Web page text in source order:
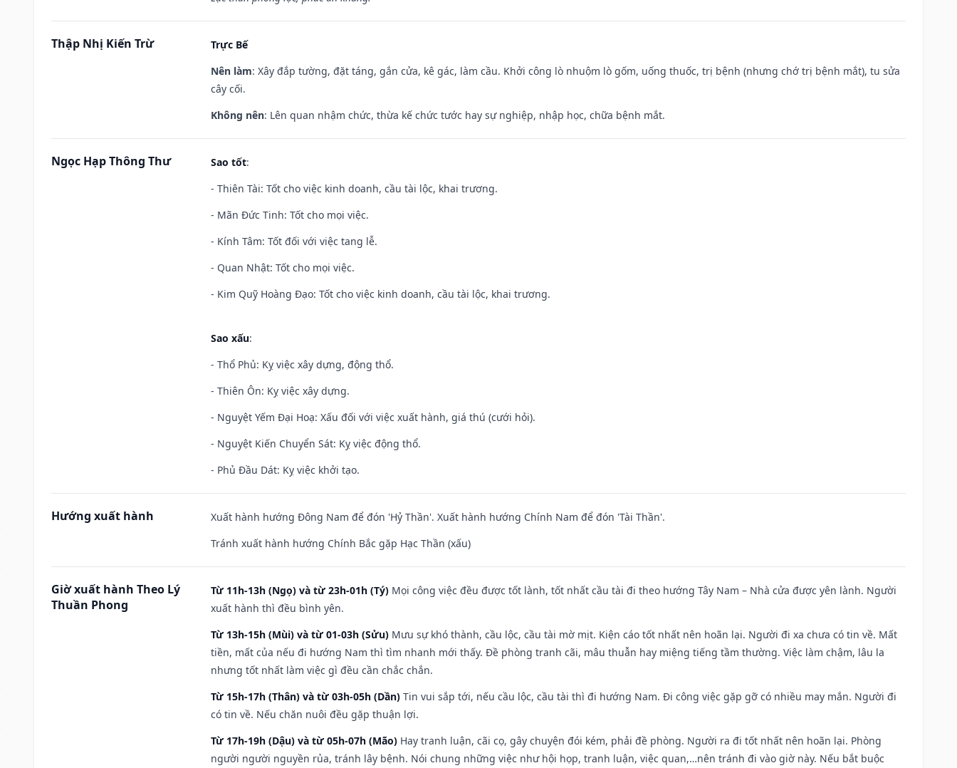
Thập Nhị Kiến Trừ
Trực Bế
Nên làm: Xây đắp tường, đặt táng, gắn cửa, kê gác, làm cầu. Khởi công lò nhuộm lò gốm, uống thuốc, trị bệnh (nhưng chớ trị bệnh mắt), tu sửa
cây cối.
Không nên: Lên quan nhậm chức, thừa kế chức tước hay sự nghiệp, nhập học, chữa bệnh mắt.
Ngọc Hạp Thông Thư Sao tốt:
- Thiên Tài: Tốt cho việc kinh doanh, cầu tài lộc, khai trương.
- Mãn Đức Tinh: Tốt cho mọi việc.
- Kính Tâm: Tốt đối với việc tang lễ.
- Quan Nhật: Tốt cho mọi việc.
- Kim Quỹ Hoàng Đạo: Tốt cho việc kinh doanh, cầu tài lộc, khai trương.
Sao xấu:
- Thổ Phủ: Kỵ việc xây dựng, động thổ.
- Thiên Ôn: Kỵ việc xây dựng.
- Nguyệt Yếm Đại Hoạ: Xấu đối với việc xuất hành, giá thú (cưới hỏi).
- Nguyệt Kiến Chuyển Sát: Kỵ việc động thổ.
- Phủ Đầu Dát: Kỵ việc khởi tạo.
Hướng xuất hành
Xuất hành hướng Đông Nam để đón 'Hỷ Thần'. Xuất hành hướng Chính Nam để đón 'Tài Thần'.
Tránh xuất hành hướng Chính Bắc gặp Hạc Thần (xấu)
Giờ xuất hành Theo Lý
Thuần Phong
Từ 11h-13h (Ngọ) và từ 23h-01h (Tý) Mọi công việc đều được tốt lành, tốt nhất cầu tài đi theo hướng Tây Nam – Nhà cửa được yên lành. Người
xuất hành thì đều bình yên.
Từ 13h-15h (Mùi) và từ 01-03h (Sửu) Mưu sự khó thành, cầu lộc, cầu tài mờ mịt. Kiện cáo tốt nhất nên hoãn lại. Người đi xa chưa có tin về. Mất
tiền, mất của nếu đi hướng Nam thì tìm nhanh mới thấy. Đề phòng tranh cãi, mâu thuẫn hay miệng tiếng tầm thường. Việc làm chậm, lâu la
nhưng tốt nhất làm việc gì đều cần chắc chắn.
Từ 15h-17h (Thân) và từ 03h-05h (Dần) Tin vui sắp tới, nếu cầu lộc, cầu tài thì đi hướng Nam. Đi công việc gặp gỡ có nhiều may mắn. Người đi
có tin về. Nếu chăn nuôi đều gặp thuận lợi.
Từ 17h-19h (Dậu) và từ 05h-07h (Mão) Hay tranh luận, cãi cọ, gây chuyện đói kém, phải đề phòng. Người ra đi tốt nhất nên hoãn lại. Phòng
người người nguyền rủa, tránh lây bệnh. Nói chung những việc như hội họp, tranh luận, việc quan,…nên tránh đi vào giờ này. Nếu bắt buộc